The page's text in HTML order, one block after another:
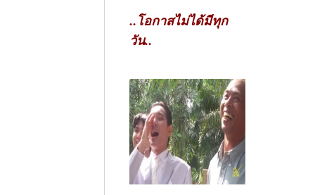
..โอกาสไม่ได้มีทุก
วัน..